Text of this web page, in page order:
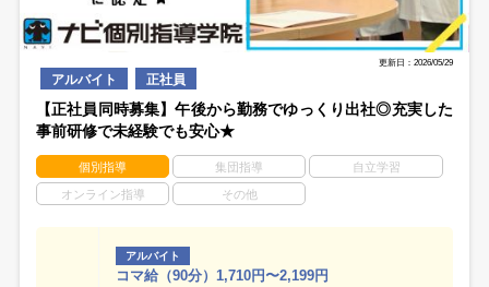
更新日：2026/05/29
アルバイト 正社員
【正社員同時募集】午後から勤務でゆっくり出社◎充実した
事前研修で未経験でも安心★
個別指導 集団指導 自立学習
オンライン指導 その他
アルバイト
コマ給（90分）1,710円〜2,199円